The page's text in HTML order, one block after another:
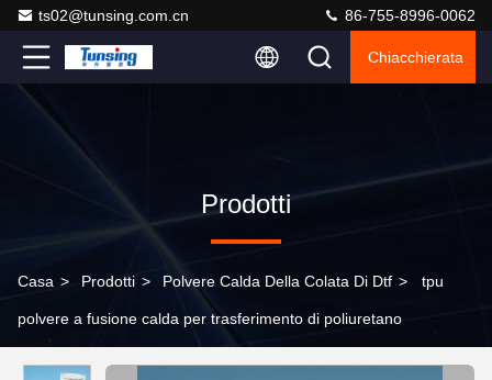
ts02@tunsing.com.cn 86-755-8996-0062
Chiacchierata
Prodotti
Casa > Prodotti > Polvere Calda Della Colata Di Dtf > tpu
polvere a fusione calda per trasferimento di poliuretano